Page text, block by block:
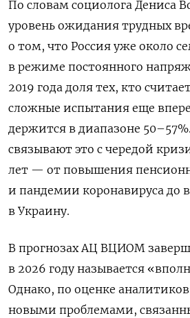
По словам социолога Дениса
уровень ожидания трудных
о том, что Россия уже около
в режиме постоянного
2019 года доля тех, кто
сложные испытания еще
держится в диапазоне
связывают это с чередой
лет — от повышения
и пандемии коронавируса до
в Украину.
В прогнозах АЦ ВЦИОМ
в 2026 году называется
Однако, по оценке
новыми проблемами,